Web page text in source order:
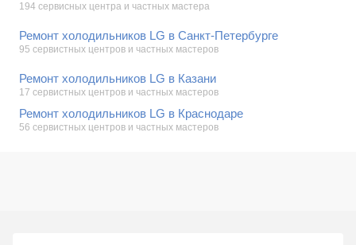
194 сервисных центра и частных мастера
Ремонт холодильников LG в Санкт-Петербурге
95 сервистных центров и частных мастеров
Ремонт холодильников LG в Казани
17 сервистных центров и частных мастеров
Ремонт холодильников LG в Краснодаре
56 сервистных центров и частных мастеров